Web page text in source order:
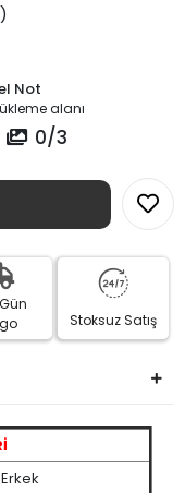
Not
alanı
0/3
Stoksuz Satış
Erkek